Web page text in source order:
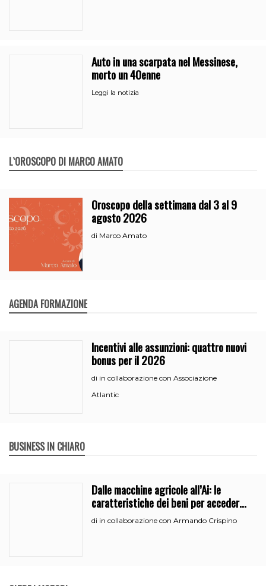
Auto in una scarpata nel Messinese,
morto un 40enne
Leggi la notizia
L`OROSCOPO DI MARCO AMATO
Oroscopo della settimana dal 3 al 9
agosto 2026
di Marco Amato
AGENDA FORMAZIONE
Incentivi alle assunzioni: quattro nuovi
bonus per il 2026
di in collaborazione con Associazione
Atlantic
BUSINESS IN CHIARO
Dalle macchine agricole all’Ai: le
caratteristiche dei beni per accedere
all’iperammortamento
di in collaborazione con Armando Crispino